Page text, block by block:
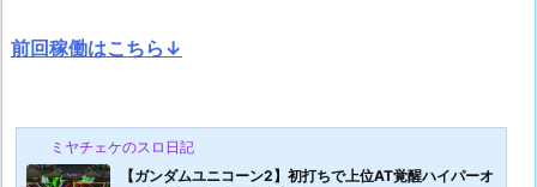
前回稼働はこちら↓
ミヤチェケのスロ日記
【ガンダムユニコーン2】初打ちで上位AT覚醒ハイパーオ